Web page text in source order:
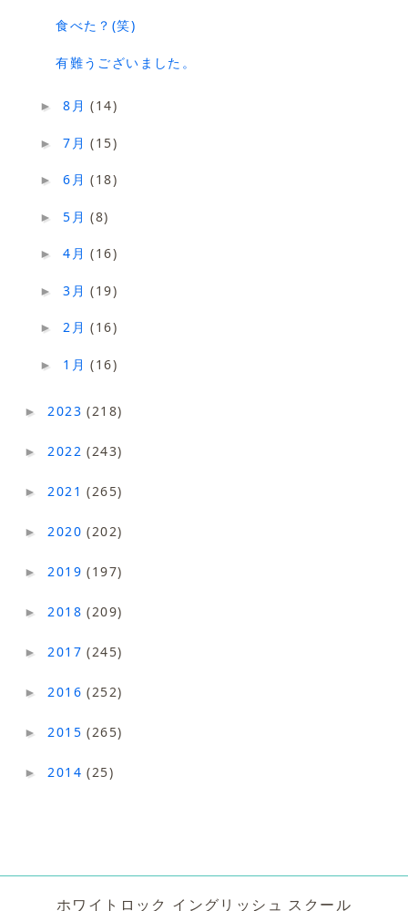
食べた？(笑)
有難うございました。
►8月(14)
►7月(15)
►6月(18)
►5月(8)
►4月(16)
►3月(19)
►2月(16)
► 1月(16)
► 2023(218)
► 2022(243)
► 2021(265)
► 2020(202)
► 2019(197)
► 2018(209)
► 2017(245)
► 2016(252)
► 2015(265)
► 2014(25)
ホワイトロック イングリッシュ スクール